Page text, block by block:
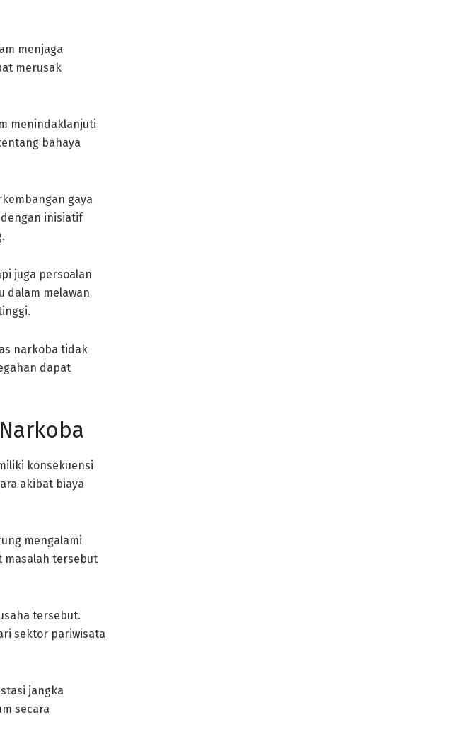
menjaga
merusak
menindaklanjuti
bahaya
gaya
inisiatif
juga persoalan
dalam melawan
narkoba tidak
dapat
konsekuensi
akibat biaya
mengalami
masalah tersebut
tersebut.
sektor pariwisata
jangka
secara